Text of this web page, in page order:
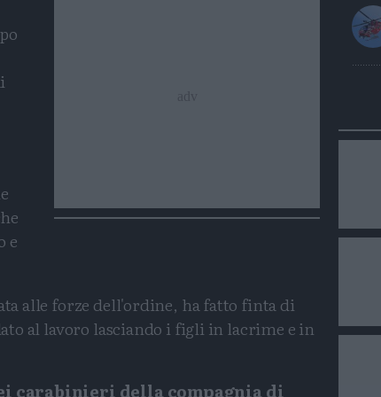
e
alle forze dell'ordine, ha fatto finta di
al lavoro lasciando i figli in lacrime e in
carabinieri della compagnia di